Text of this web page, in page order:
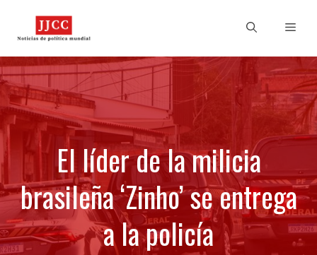
El líder de la milicia
brasileña ‘Zinho’ se entrega
a la policía